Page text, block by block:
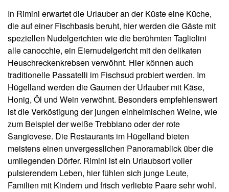
In Rimini erwartet die Urlauber an der Küste eine Küche,
die auf einer Fischbasis beruht, hier werden die Gäste mit
speziellen Nudelgerichten wie die berühmten Tagliolini
alle canocchie, ein Eiernudelgericht mit den delikaten
Heuschreckenkrebsen verwöhnt. Hier können auch
traditionelle Passatelli im Fischsud probiert werden. Im
Hügelland werden die Gaumen der Urlauber mit Käse,
Honig, Öl und Wein verwöhnt. Besonders empfehlenswert
ist die Verköstigung der jungen einheimischen Weine, wie
zum Beispiel der weiße Trebbiano oder der rote
Sangiovese. Die Restaurants im Hügelland bieten
meistens einen unvergesslichen Panoramablick über die
umliegenden Dörfer. Rimini ist ein Urlaubsort voller
pulsierendem Leben, hier fühlen sich junge Leute,
Familien mit Kindern und frisch verliebte Paare sehr wohl.